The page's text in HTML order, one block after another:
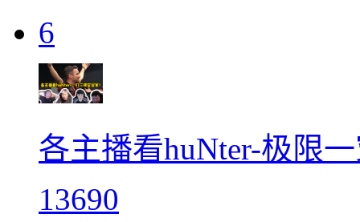
6
各主播看huNter-极限
13690